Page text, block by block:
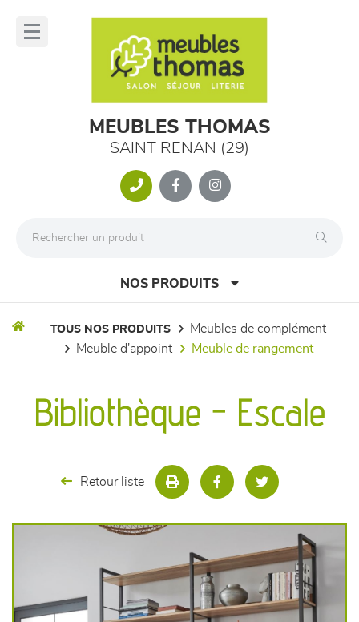
MEUBLES THOMAS
SAINT RENAN (29)
NOS PRODUITS
séjours
chambres et dressing
TOUS NOS PRODUITS
meubles de complément
meuble d'appoint
meuble de rangement
Bibliothèque - Escale
Retour liste